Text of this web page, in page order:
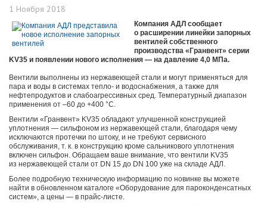
1 Ноября 2018
Компания АДЛ сообщает
о расширении линейки запорных
вентилей собственного
производства «Гранвент» серии
KV35 и появлении нового исполнения — на давление 4,0 МПа.
Вентили выполнены из нержавеющей стали и могут применяться для
пара и воды в системах тепло- и водоснабжения, а также для
нефтепродуктов и слабоагрессивных сред. Температурный диапазон
применения от –60 до +400 °С.
Вентили «Гранвент» KV35 обладают улучшенной конструкцией
уплотнения — сильфоном из нержавеющей стали, благодаря чему
исключаются протечки по штоку, и не требуют сервисного
обслуживания, т. к. в конструкцию кроме сальникового уплотнения
включен сильфон. Обращаем ваше внимание, что вентили KV35
из нержавеющей стали от DN 15 до DN 100 уже на складе АДЛ.
Более подробную техническую информацию по новинке вы можете
найти в обновленном каталоге «Оборудование для пароконденсатных
систем», а цены — в прайс-листе.